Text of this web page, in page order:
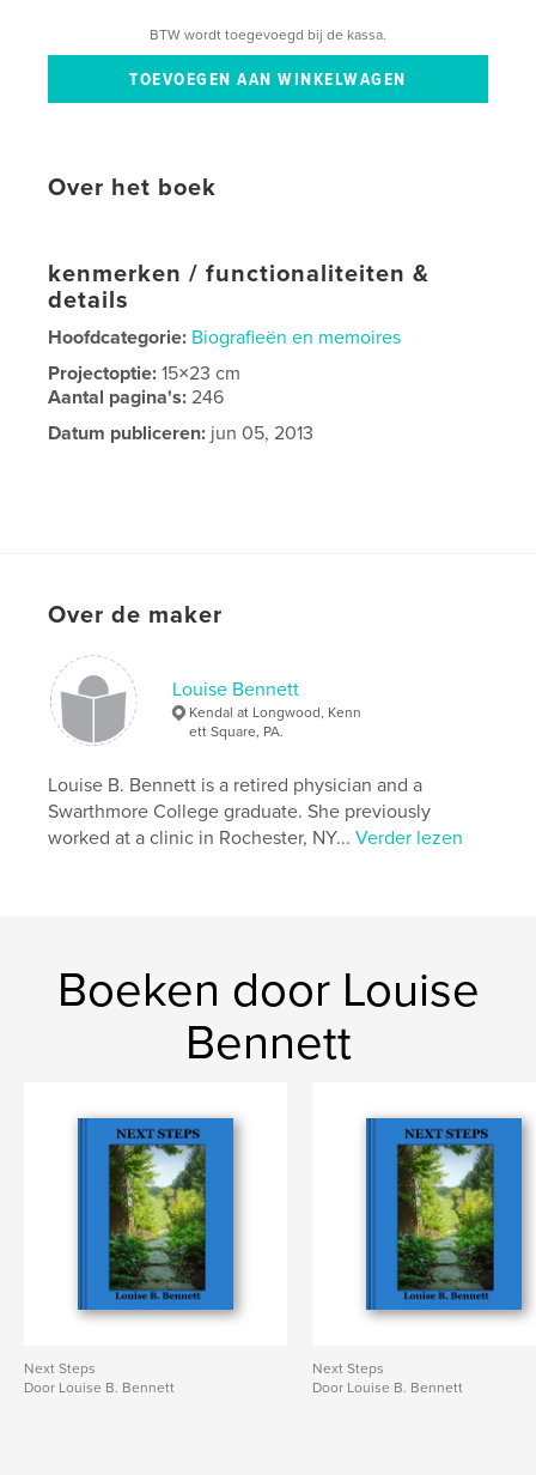
BTW wordt toegevoegd bij de kassa.
Over het boek
kenmerken / functionaliteiten &
details
Hoofdcategorie: Biografieën en memoires
Projectoptie:15×23 cm
Aantal pagina's:246
Datum publiceren: jun 05, 2013
Over de maker
Louise Bennett
Kendal at Longwood, Kenn
ett Square, PA.
Louise B. Bennett is a retired physician and a
Swarthmore College graduate. She previously
worked at a clinic in Rochester, NY...Verder lezen
Boeken door Louise
Bennett
Next Steps
Door Louise B. Bennett
Next Steps
Door Louise B. Bennett